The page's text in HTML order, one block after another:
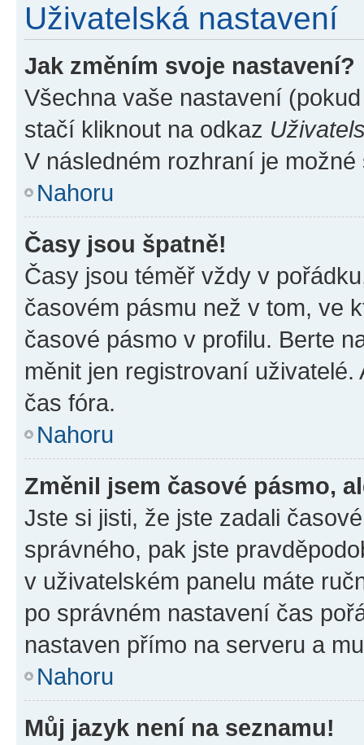
Uživatelská nastavení
Jak změním svoje nastavení?
Všechna vaše nastavení
stačí kliknout na odkaz
V následném rozhraní je
Nahoru
Časy jsou špatně!
Časy jsou téměř vždy v
časovém pásmu než v tom, ve
časové pásmo v profilu. Berte
měnit jen registrovaní
čas fóra.
Nahoru
Změnil jsem časové pásmo,
Jste si jisti, že jste zadali
správného, pak jste
v uživatelském panelu máte
po správném nastavení čas
nastaven přímo na serveru a
Nahoru
Můj jazyk není na seznamu!